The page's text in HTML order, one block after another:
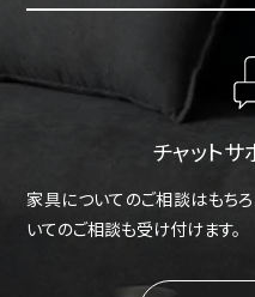
チャット
家具についてのご相談はもちろ
いてのご相談も受け付けます。